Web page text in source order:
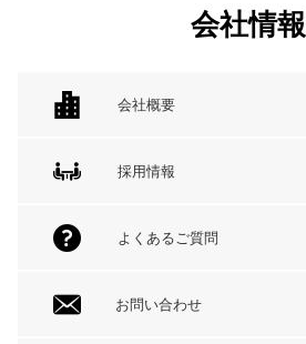
会社情報
会社概要
採用情報
よくあるご質問
お問い合わせ